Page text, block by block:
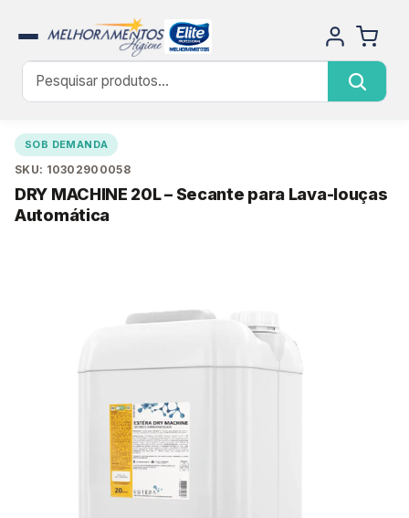
SOB DEMANDA
SKU: 10302900058
DRY MACHINE 20L – Secante para Lava-louças
Automática